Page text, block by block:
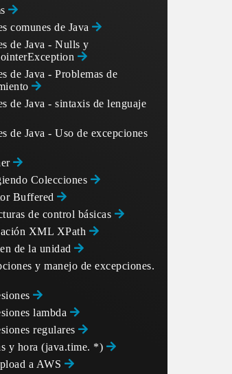
comunes de Java
de Java - Nulls y
de Java - Problemas de
de Java - sintaxis de lenguaje
de Java - Uso de excepciones
Colecciones
Buffered
de control básicas
XML XPath
de la unidad
y manejo de excepciones.
lambda
regulares
y hora (java.time. *)
a AWS